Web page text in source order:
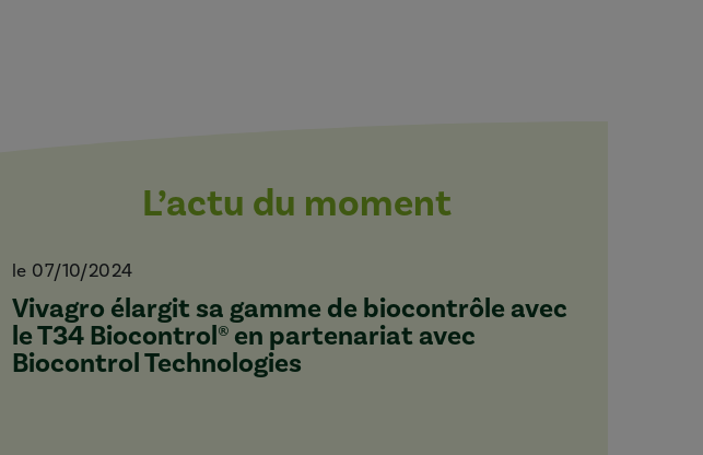
L’actu du moment
le 07/10/2024
Vivagro élargit sa gamme de biocontrôle avec
le T34 Biocontrol® en partenariat avec
Biocontrol Technologies